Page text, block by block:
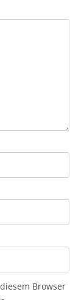
Browser